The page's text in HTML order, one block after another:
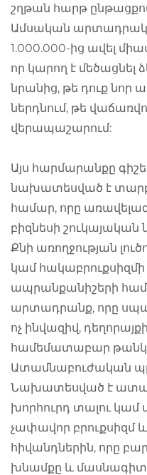
շղթան հարթ
Ամսական
1.000.000-ից ավել
որ կարող է մեծացնել
նրանից, թե դուք նոր
ներդնում, թե
վերապաշարում:
Այս հարմարանքը
նախատեսված է
համար, որը
բիզնեսի շուկայական
Քնի առողջության
կամ
ապրանքանիշերի
արտադրանք, որը
ոչ ինվազիվ,
համեմատաբար թանկ
Ատամնաբուժական
Նախատեսված է
խորհուրդ տալու կամ
չափավոր բրուքսիզմ
հիվանդներին, որը
խնամքը և